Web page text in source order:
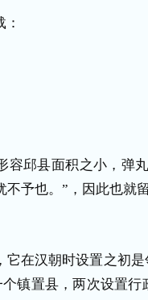
容邱县面积之小，弹
予也。”，因此也就
它在汉朝时设置之初
镇置县，两次设置